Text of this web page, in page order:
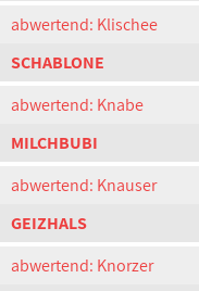
abwertend: Klischee
SCHABLONE
abwertend: Knabe
MILCHBUBI
abwertend: Knauser
GEIZHALS
abwertend: Knorzer